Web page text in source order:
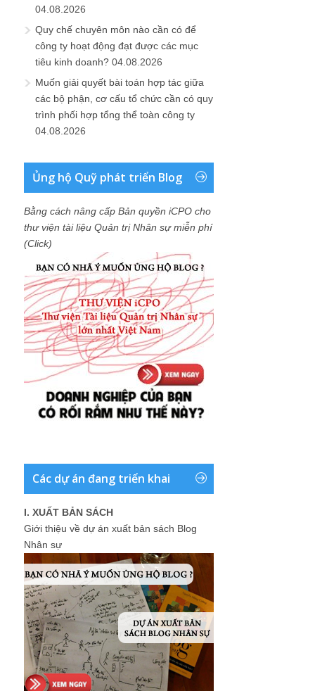
04.08.2026
Quy chế chuyên môn nào cần có để
công ty hoạt động đạt được các mục
tiêu kinh doanh? 04.08.2026
Muốn giải quyết bài toán hợp tác giữa
các bộ phận, cơ cấu tổ chức cần có quy
trình phối hợp tổng thể toàn công ty
04.08.2026
Ủng hộ Quỹ phát triển Blog
Bằng cách nâng cấp Bản quyền iCPO cho
thư viện tài liệu Quản trị Nhân sự miễn phí
(Click)
Các dự án đang triển khai
I. XUẤT BẢN SÁCH
Giới thiệu về dự án xuất bản sách Blog
Nhân sự